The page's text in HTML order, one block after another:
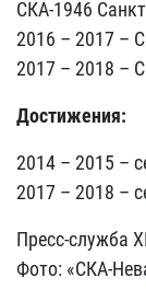
СКА-1946
2016 – 2017 –
2017 – 2018 –
Достижения:
2014 – 2015 –
2017 – 2018 –
Пресс-служба
Фото: «СКА-